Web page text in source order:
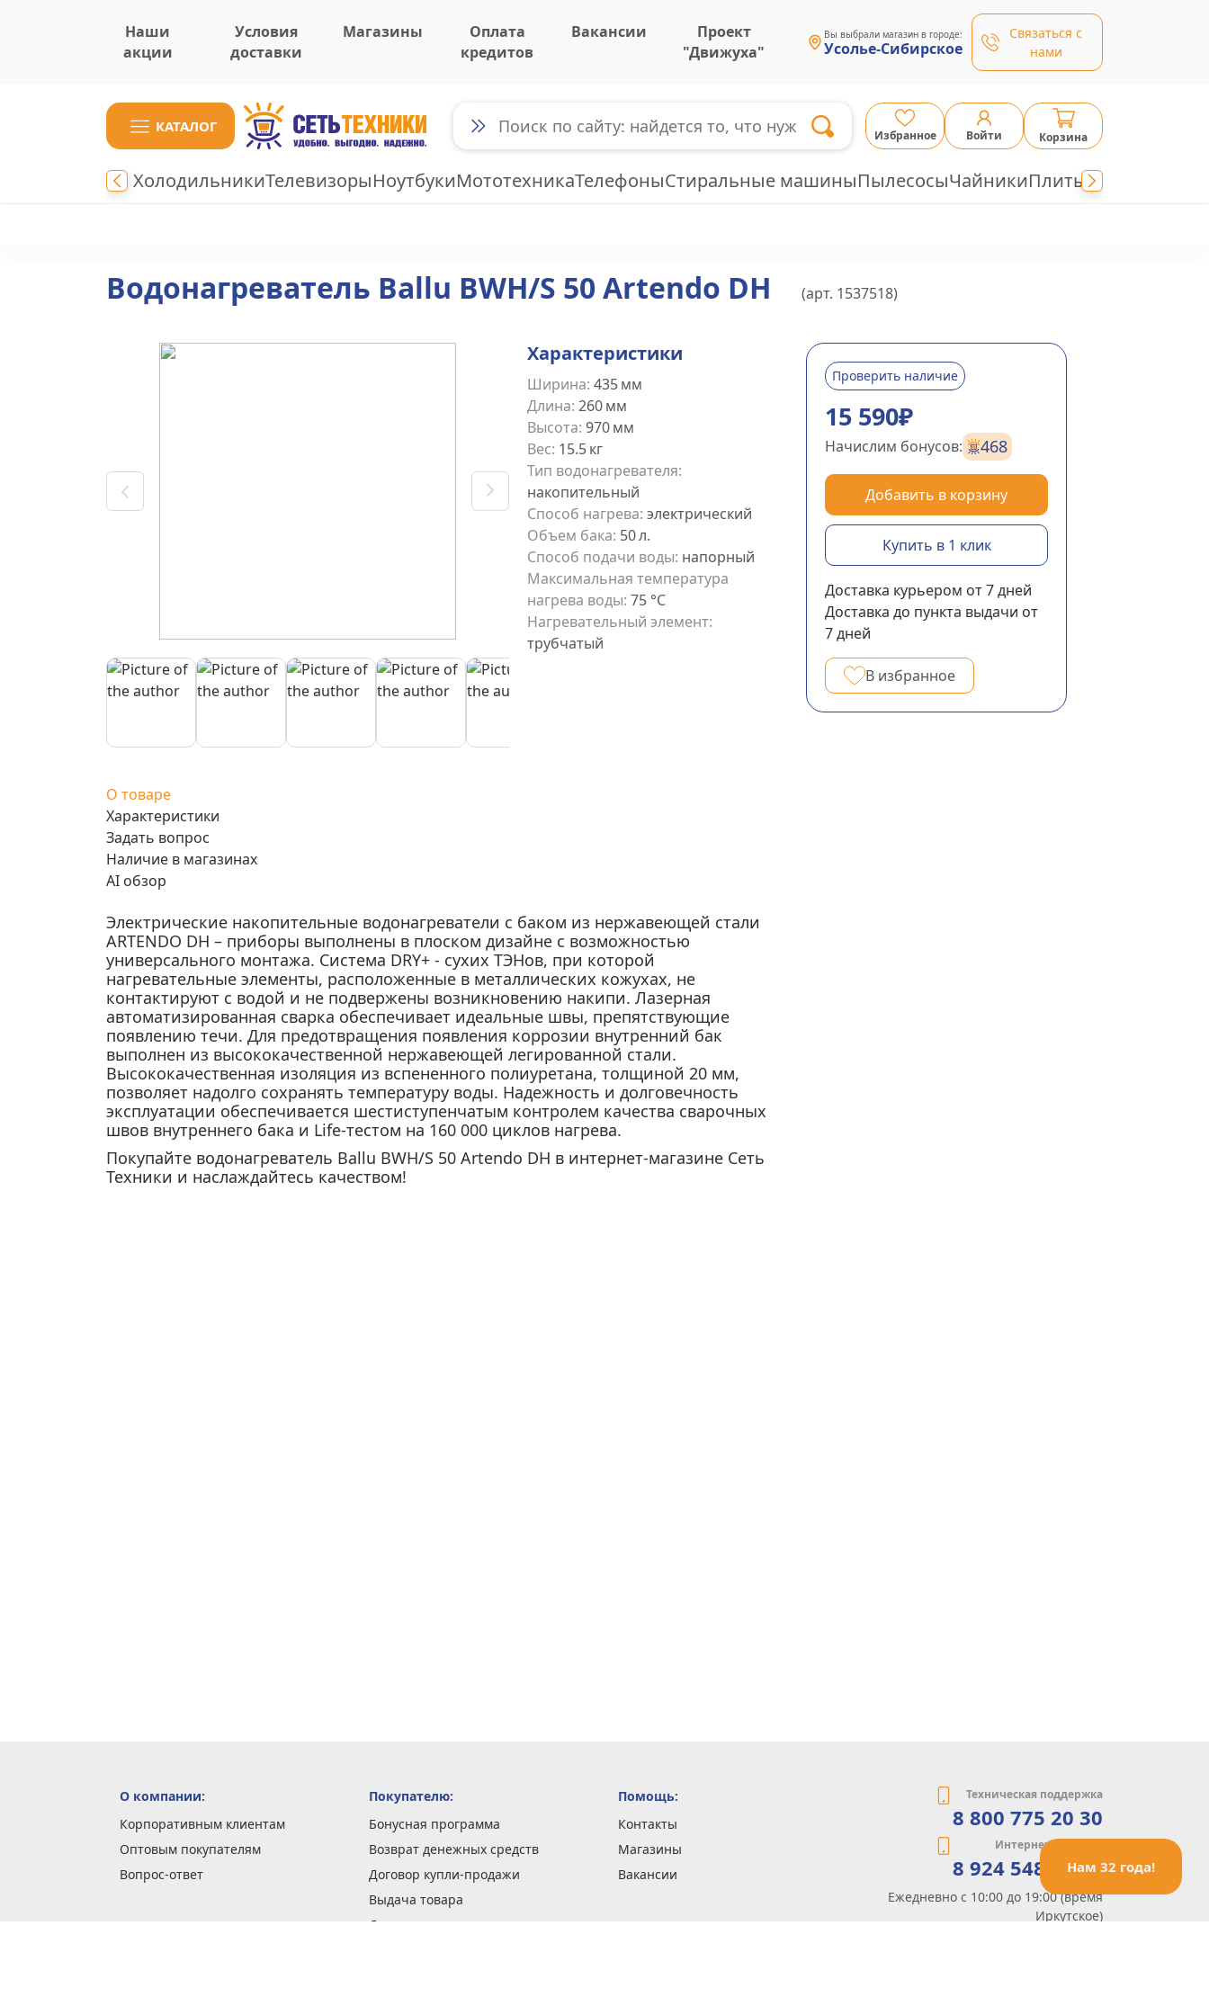
Наши
акции
Условия
доставки
Магазины
Оплата
кредитов
Вакансии
Проект
"Движуха"
Вы выбрали магазин в городе:
Усолье-Сибирское
Связаться с
нами
КАТАЛОГ
Избранное Войти Корзина
ХолодильникиТелевизорыНоутбукиМототехникаТелефоныСтиральные машиныПылесосыЧайникиПлиты
Нам 32 года!
Водонагреватель Ballu BWH/S 50 Artendo DH (арт. 1537518)
15 590₽
Проверить наличие
Начислим бонусов: 468
Добавить в корзину
Купить в 1 клик
Доставка курьером от 7дней
Доставка до пункта выдачи от
7дней
В избранное
Характеристики
Ширина: 435мм
Длина: 260мм
Высота: 970мм
Вес: 15.5кг
Тип водонагревателя:
накопительный
Способ нагрева: электрический
Объем бака: 50л.
Способ подачи воды: напорный
Максимальная температура
нагрева воды: 75 °С
Нагревательный элемент:
трубчатый
О товаре
Характеристики
Задать вопрос
Наличие в магазинах
AI обзор
Электрические накопительные водонагреватели с баком из нержавеющей стали
ARTENDO DH – приборы выполнены в плоском дизайне с возможностью
универсального монтажа. Система DRY+ - сухих ТЭНов, при которой
нагревательные элементы, расположенные в металлических кожухах, не
контактируют с водой и не подвержены возникновению накипи. Лазерная
автоматизированная сварка обеспечивает идеальные швы, препятствующие
появлению течи. Для предотвращения появления коррозии внутренний бак
выполнен из высококачественной нержавеющей легированной стали.
Высококачественная изоляция из вспененного полиуретана, толщиной 20 мм,
позволяет надолго сохранять температуру воды. Надежность и долговечность
эксплуатации обеспечивается шестиступенчатым контролем качества сварочных
швов внутреннего бака и Life-тестом на 160 000 циклов нагрева.
Покупайте водонагреватель Ballu BWH/S 50 Artendo DH в интернет-магазине Сеть
Техники и наслаждайтесь качеством!
О компании:
Корпоративным клиентам
Оптовым покупателям
Вопрос-ответ
Покупателю:
Бонусная программа
Возврат денежных средств
Договор купли-продажи
Выдача товара
Доставка заказов
Помощь:
Контакты
Магазины
Вакансии
Техническая поддержка
8 800 775 20 30
Интернет-магазин
8 924 548 85 07
Ежедневно с 10:00 до 19:00 (время
Иркутское)